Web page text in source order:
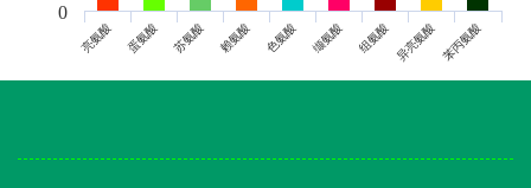
亮氨酸 蛋氨酸 苏氨酸 赖氨酸 色氨酸 缬氨酸 组氨酸 异亮氨酸苯丙氨酸
0